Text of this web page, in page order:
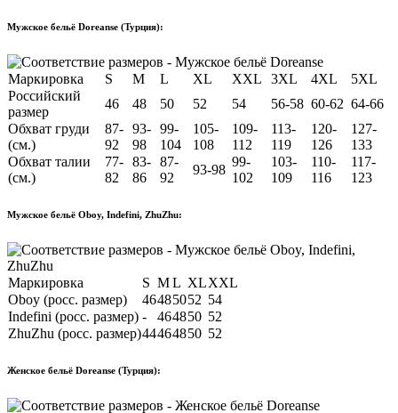
Мужское бельё Doreanse (Турция):
Маркировка S M L XL XXL 3XL 4XL
5XL
Российский
размер
46 48 50 52 54 56-58 60-62 64-66
Обхват груди
(см.)
87-
92
93-
98
99-
104
105-
108
109-
112
113-
119
120-
126
127-
133
Обхват талии
(см.)
77-
82
83-
86
87-
92
93-98
99-
102
103-
109
110-
116
117-
123
Мужское бельё Oboy, Indefini, ZhuZhu:
Маркировка S ML XLXXL
Oboy (росс. размер)
46485052 54
Indefini (росс. размер) - 464850 52
ZhuZhu (росс. размер)44464850 52
Женское бельё Doreanse (Турция):